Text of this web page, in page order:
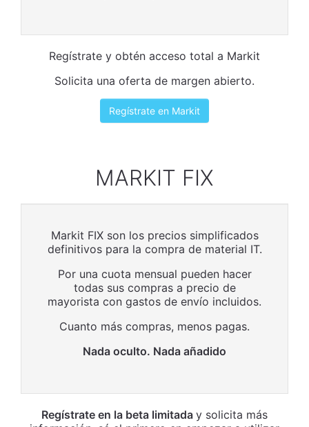
Regístrate y obtén acceso total a Markit
Solicita una oferta de margen abierto.
Regístrate en Markit
MARKIT FIX
Markit FIX son los precios simplificados
definitivos para la compra de material IT.
Por una cuota mensual pueden hacer
todas sus compras a precio de
mayorista con gastos de envío incluidos.
Cuanto más compras, menos pagas.
Nada oculto. Nada añadido
Regístrate en la beta limitada y solicita más